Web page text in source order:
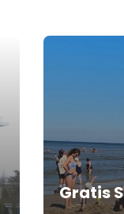
Gratis